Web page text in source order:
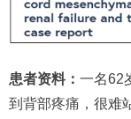
患者资料： 一名62
到背部疼痛，很难